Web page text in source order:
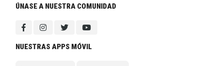
ÚNASE A NUESTRA COMUNIDAD
NUESTRAS APPS MÓVIL